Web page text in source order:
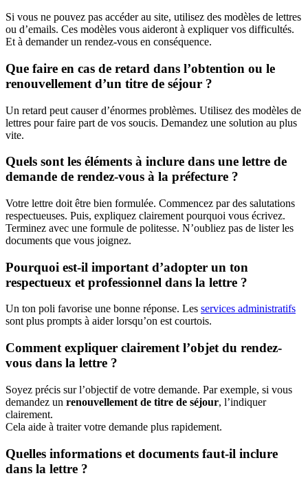
Si vous ne pouvez pas accéder au site, utilisez des modèles de lettres
ou d’emails. Ces modèles vous aideront à expliquer vos difficultés.
Et à demander un rendez-vous en conséquence.
Que faire en cas de retard dans l’obtention ou le
renouvellement d’un titre de séjour ?
Un retard peut causer d’énormes problèmes. Utilisez des modèles de
lettres pour faire part de vos soucis. Demandez une solution au plus
vite.
Quels sont les éléments à inclure dans une lettre de
demande de rendez-vous à la préfecture ?
Votre lettre doit être bien formulée. Commencez par des salutations
respectueuses. Puis, expliquez clairement pourquoi vous écrivez.
Terminez avec une formule de politesse. N’oubliez pas de lister les
documents que vous joignez.
Pourquoi est-il important d’adopter un ton
respectueux et professionnel dans la lettre ?
Un ton poli favorise une bonne réponse. Les services administratifs
sont plus prompts à aider lorsqu’on est courtois.
Comment expliquer clairement l’objet du rendez-
vous dans la lettre ?
Soyez précis sur l’objectif de votre demande. Par exemple, si vous
demandez un renouvellement de titre de séjour, l’indiquer
clairement.
Cela aide à traiter votre demande plus rapidement.
Quelles informations et documents faut-il inclure
dans la lettre ?